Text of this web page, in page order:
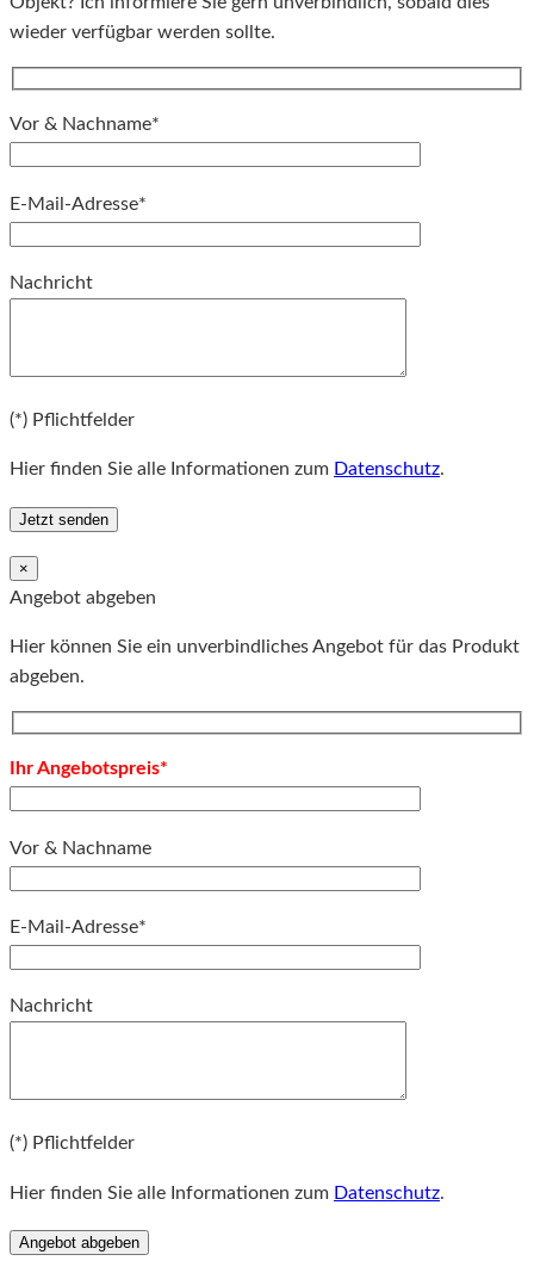
wieder verfügbar werden sollte.
Vor & Nachname*
E-Mail-Adresse*
Nachricht
(*) Pflichtfelder
Hier finden Sie alle Informationen zum Datenschutz.
×
Angebot abgeben
Hier können Sie ein unverbindliches Angebot für das Produkt
abgeben.
Ihr Angebotspreis*
Vor & Nachname
E-Mail-Adresse*
Nachricht
(*) Pflichtfelder
Hier finden Sie alle Informationen zum Datenschutz.